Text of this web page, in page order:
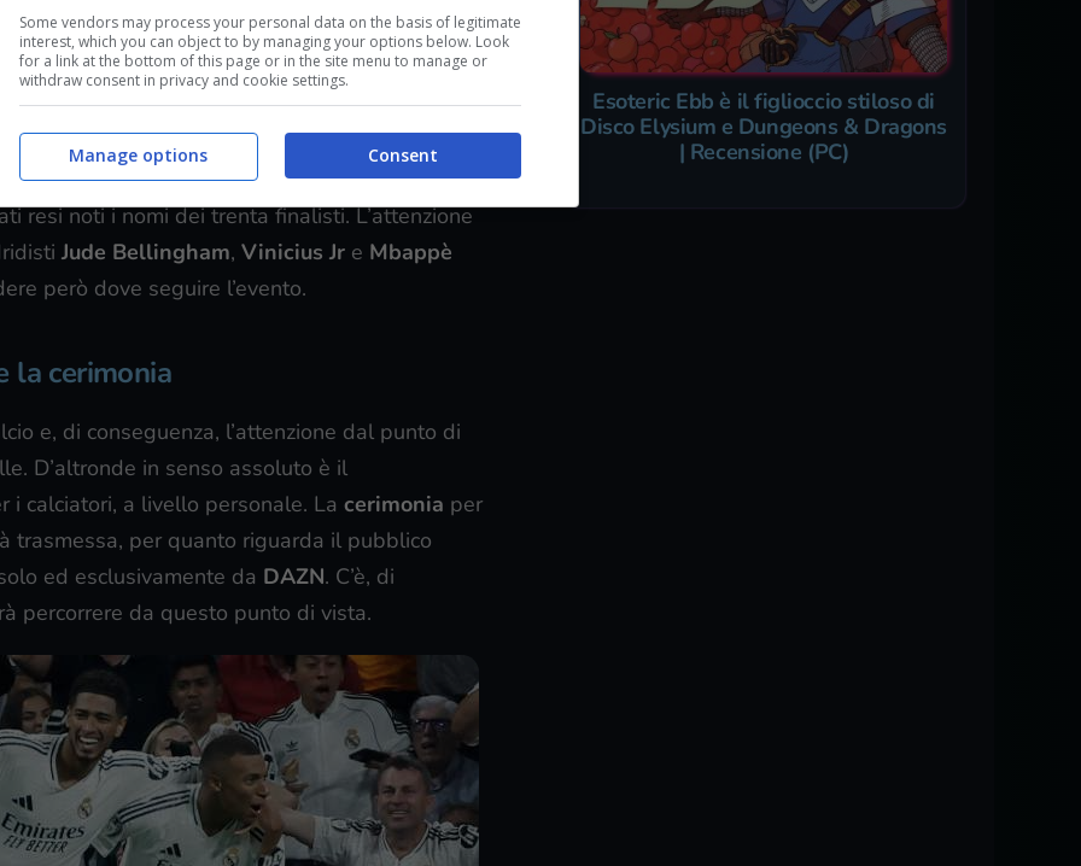
in diretta l’evento in questione (Player.it)
davvero alle stelle dal momento che mai come
a quelli che saranno i verdetti che saranno
, alleore 20.45alTheatre du Chatelet di
resi noti i nomi dei trenta finalisti. L’attenzione
Jude Bellingham, Vinicius Jr e Mbappè
però dove seguire l’evento.
la cerimonia
e, di conseguenza, l’attenzione dal punto di
D’altronde in senso assoluto è il
i calciatori, a livello personale. La cerimonia per
trasmessa, per quanto riguarda il pubblico
ed esclusivamente da DAZN. C’è, di
percorrere da questo punto di vista.
Esoteric Ebb è il figlioccio stiloso di
Disco Elysium e Dungeons & Dragons
| Recensione (PC)
Some vendors may process your personal data on the basis of legitimate
interest, which you can object to by managing your options below. Look
for a link at the bottom of this page or in the site menu to manage or
withdraw consent in privacy and cookie settings.
Consent
Manage options